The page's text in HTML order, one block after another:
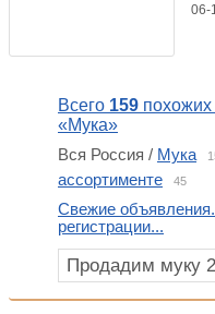
06-
Всего 159
«Мука»
Вся Россия / Мука
ассортименте
45
Свежие
регистрации...